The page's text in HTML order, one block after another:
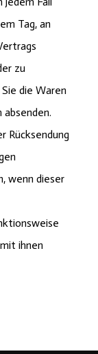
Tag, an
zu
die Waren
Rücksendung
wenn dieser
ihnen